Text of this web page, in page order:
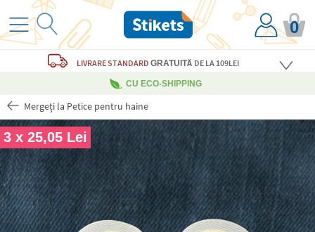
0
LIVRARE STANDARD GRATUITĂ DE LA 109LEI
CU ECO-SHIPPING
Mergeți la Petice pentru haine
3 x 25,05 Lei